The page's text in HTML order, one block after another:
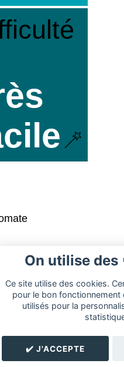
On utilise des
Ce site utilise des cookies.
pour le bon
utilisés pour la
✔️ J'ACCEPTE